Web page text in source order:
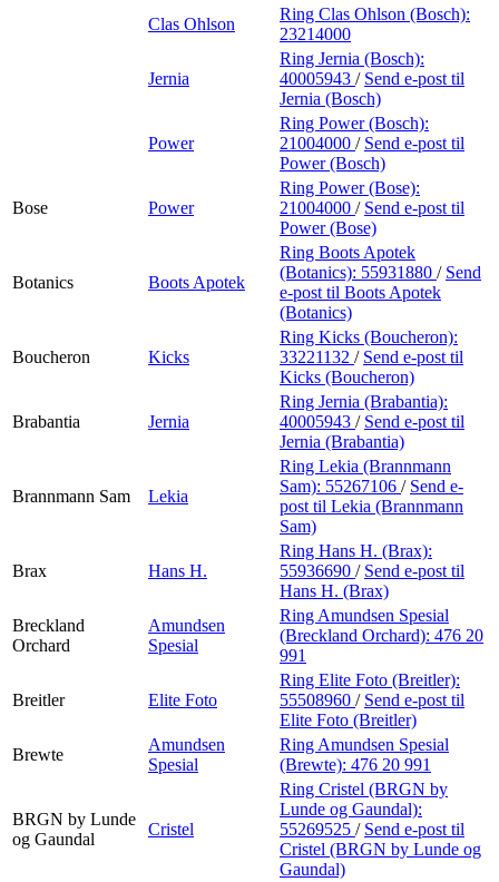
Clas Ohlson
Ring Clas Ohlson (Bosch):
23214000
Jernia
Ring Jernia (Bosch):
40005943 / Send e-post til
Jernia (Bosch)
Power
Ring Power (Bosch):
21004000 / Send e-post til
Power (Bosch)
Bose Power
Ring Power (Bose):
21004000 / Send e-post til
Power (Bose)
Botanics Boots Apotek
Ring Boots Apotek
(Botanics): 55931880 / Send
e-post til Boots Apotek
(Botanics)
Boucheron Kicks
Ring Kicks (Boucheron):
33221132 / Send e-post til
Kicks (Boucheron)
Brabantia Jernia
Ring Jernia (Brabantia):
40005943 / Send e-post til
Jernia (Brabantia)
Brannmann Sam Lekia
Ring Lekia (Brannmann
Sam): 55267106 / Send e-
post til Lekia (Brannmann
Sam)
Brax Hans H.
Ring Hans H. (Brax):
55936690 / Send e-post til
Hans H. (Brax)
Breckland
Orchard
Amundsen
Spesial
Ring Amundsen Spesial
(Breckland Orchard): 476 20
991
Breitler Elite Foto
Ring Elite Foto (Breitler):
55508960 / Send e-post til
Elite Foto (Breitler)
Brewte
Amundsen
Spesial
Ring Amundsen Spesial
(Brewte): 476 20 991
BRGN by Lunde
og Gaundal
Cristel
Ring Cristel (BRGN by
Lunde og Gaundal):
55269525 / Send e-post til
Cristel (BRGN by Lunde og
Gaundal)